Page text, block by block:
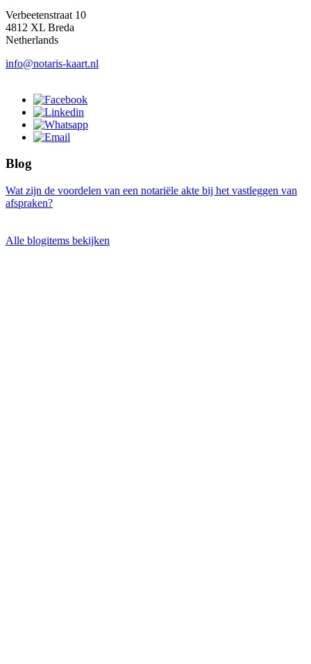
Verbeetenstraat 10
4812 XL Breda
Netherlands
info@notaris-kaart.nl
Blog
Wat zijn de voordelen van een notariële akte bij het vastleggen van
afspraken?
Alle blogitems bekijken